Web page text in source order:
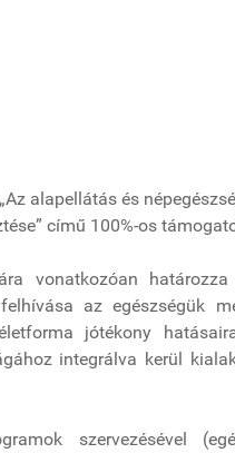
alapellátás és
című 100%-os
vonatkozóan
az egészségük
jótékony
integrálva kerül
szervezésével